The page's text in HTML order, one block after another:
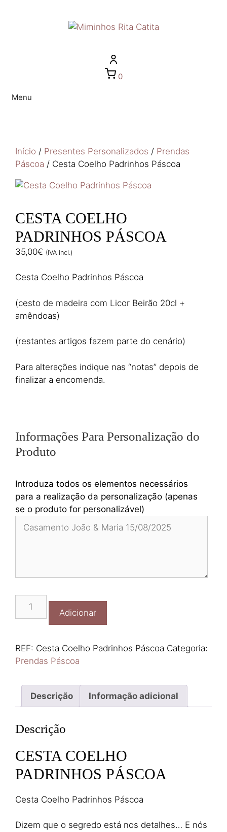
0
Menu
Início / Presentes Personalizados / Prendas
Páscoa / Cesta Coelho Padrinhos Páscoa
CESTA COELHO
PADRINHOS PÁSCOA
35,00€ (IVA incl.)
Cesta Coelho Padrinhos Páscoa
(cesto de madeira com Licor Beirão 20cl +
amêndoas)
(restantes artigos fazem parte do cenário)
Para alterações indique nas “notas” depois de
finalizar a encomenda.
Informações Para Personalização do
Produto
Introduza todos os elementos necessários
para a realização da personalização (apenas
se o produto for personalizável)
Quantidade
Padrinhos
Páscoa
Adicionar
REF: Cesta Coelho Padrinhos Páscoa Categoria:
Prendas Páscoa
Descrição Informação adicional
Descrição
CESTA COELHO
PADRINHOS PÁSCOA
Cesta Coelho Padrinhos Páscoa
Dizem que o segredo está nos detalhes… E nós